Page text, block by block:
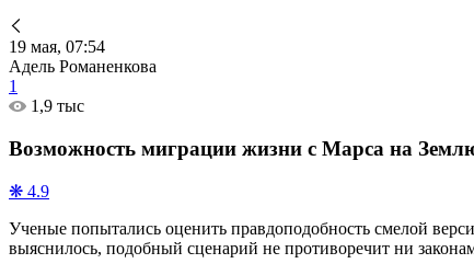
19 мая, 07:54
Адель Романенкова
1
1,9 тыс
Возможность миграции жизни с Марса на
❋ 4.9
Ученые попытались оценить правдоподобность смелой
выяснилось, подобный сценарий не противоречит ни